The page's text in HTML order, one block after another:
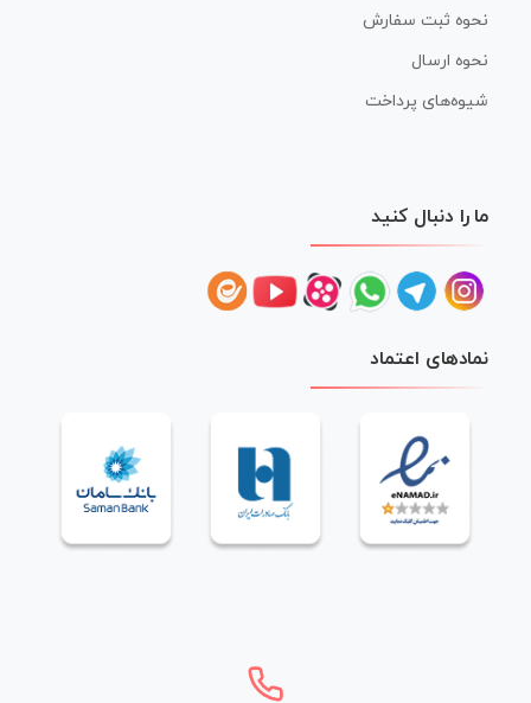
نحوه ثبت سفارش
نحوه ارسال
شیوه‌های پرداخت
ما را دنبال کنید
نمادهای اعتماد